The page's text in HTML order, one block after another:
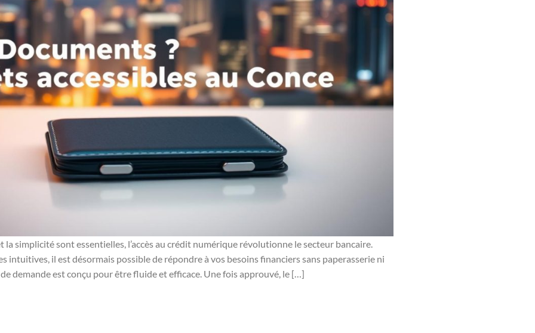
simplicité sont essentielles, l’accès au crédit numérique révolutionne le secteur bancaire.
intuitives, il est désormais possible de répondre à vos besoins financiers sans paperasserie ni
demande est conçu pour être fluide et efficace. Une fois approuvé, le […]